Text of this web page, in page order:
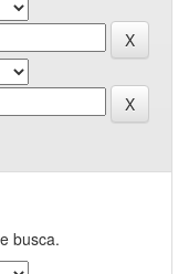
busca.